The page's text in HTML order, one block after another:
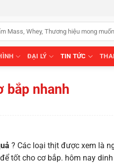
ĐẠI LÝ TIN TỨC
bắp nhanh
? Các loại thịt được xem là
tốt cho cơ bắp. hôm nay